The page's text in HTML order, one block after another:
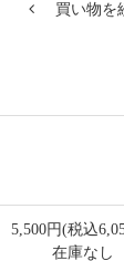
買い物を
5,500円(税込
在庫なし